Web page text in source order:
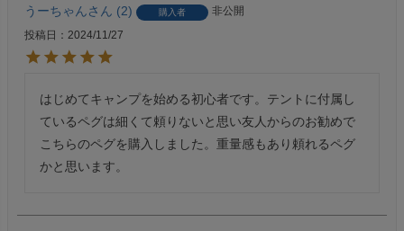
うーちゃん 2 購入者
非公開
投稿日
2024/11/27
はじめてキャンプを始める初心者です。テントに付属し
ているペグは細くて頼りないと思い友人からのお勧めで
こちらのペグを購入しました。重量感もあり頼れるペグ
かと思います。